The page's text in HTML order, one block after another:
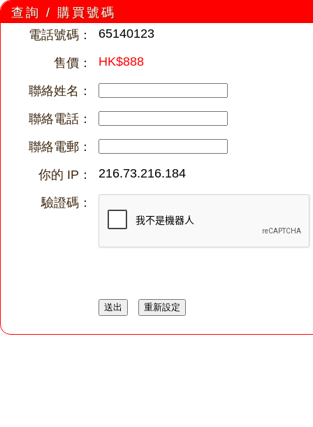
查詢 / 購買號碼
電話號碼：
65140123
售價： HK$888
聯絡姓名：
聯絡電話：
聯絡電郵：
你的 IP：
216.73.216.184
驗證碼：